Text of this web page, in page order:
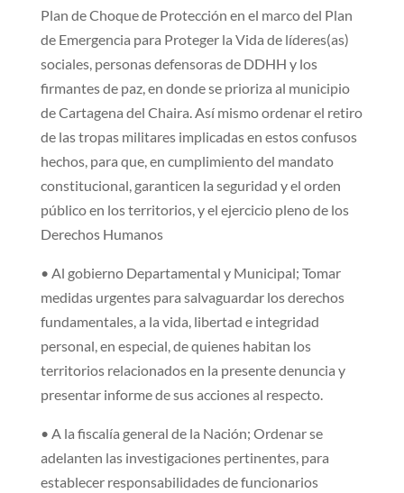
Plan de Choque de Protección en el marco del Plan
de Emergencia para Proteger la Vida de líderes(as)
sociales, personas defensoras de DDHH y los
firmantes de paz, en donde se prioriza al municipio
de Cartagena del Chaira. Así mismo ordenar el retiro
de las tropas militares implicadas en estos confusos
hechos, para que, en cumplimiento del mandato
constitucional, garanticen la seguridad y el orden
público en los territorios, y el ejercicio pleno de los
Derechos Humanos
• Al gobierno Departamental y Municipal; Tomar
medidas urgentes para salvaguardar los derechos
fundamentales, a la vida, libertad e integridad
personal, en especial, de quienes habitan los
territorios relacionados en la presente denuncia y
presentar informe de sus acciones al respecto.
• A la fiscalía general de la Nación; Ordenar se
adelanten las investigaciones pertinentes, para
establecer responsabilidades de funcionarios